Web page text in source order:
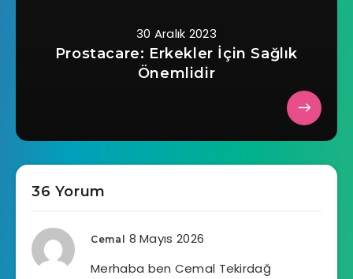
30 Aralık 2023
Prostacare: Erkekler İçin Sağlık
Önemlidir
36 Yorum
Cemal 8 Mayıs 2026
Merhaba ben Cemal Tekirdağ